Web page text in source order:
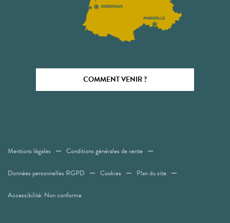
COMMENT VENIR ?
Mentions légales Conditions générales de vente
Données personnelles RGPD Cookies Plan du site
Accessibilité: Non conforme